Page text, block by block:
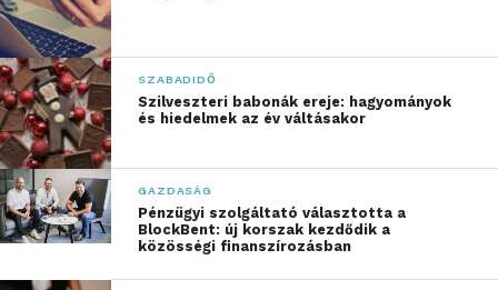
SZABADIDŐ
Szilveszteri babonák ereje: hagyományok
és hiedelmek az év váltásakor
GAZDASÁG
Pénzügyi szolgáltató választotta a
BlockBent: új korszak kezdődik a
közösségi finanszírozásban